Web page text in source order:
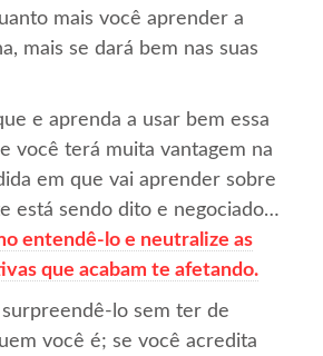
mais você aprender a
mais se dará bem nas suas
e aprenda a usar bem essa
você terá muita vantagem na
em que vai aprender sobre
está sendo dito e negociado…
entendê-lo e neutralize as
que acabam te afetando.
surpreendê-lo sem ter de
você é; se você acredita